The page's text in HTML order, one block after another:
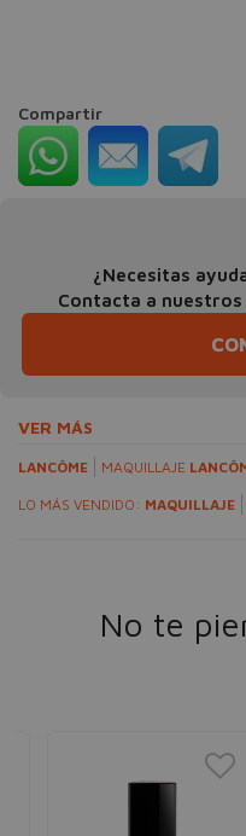
Compartir
¿Necesitas
Contacta a
VER MÁS
LANCÔME MAQUILLAJE
LO MÁS VENDIDO: MAQUILLAJE
No te